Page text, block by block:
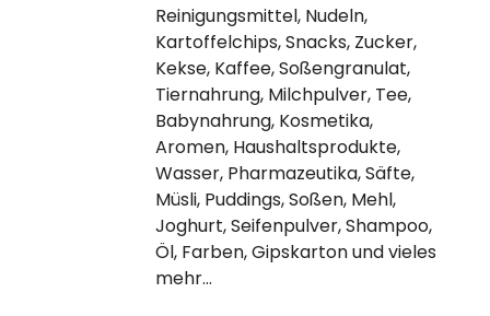
Reinigungsmittel, Nudeln,
Kartoffelchips, Snacks, Zucker,
Kekse, Kaffee, Soßengranulat,
Tiernahrung, Milchpulver, Tee,
Babynahrung, Kosmetika,
Aromen, Haushaltsprodukte,
Wasser, Pharmazeutika, Säfte,
Müsli, Puddings, Soßen, Mehl,
Joghurt, Seifenpulver, Shampoo,
Öl, Farben, Gipskarton und vieles
mehr…